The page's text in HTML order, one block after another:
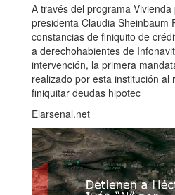
A través del programa
presidenta Claudia Sheinbaum
constancias de finiquito de
a derechohabientes de
intervención, la primera
realizado por esta institución al
finiquitar deudas hipotec
Elarsenal.net